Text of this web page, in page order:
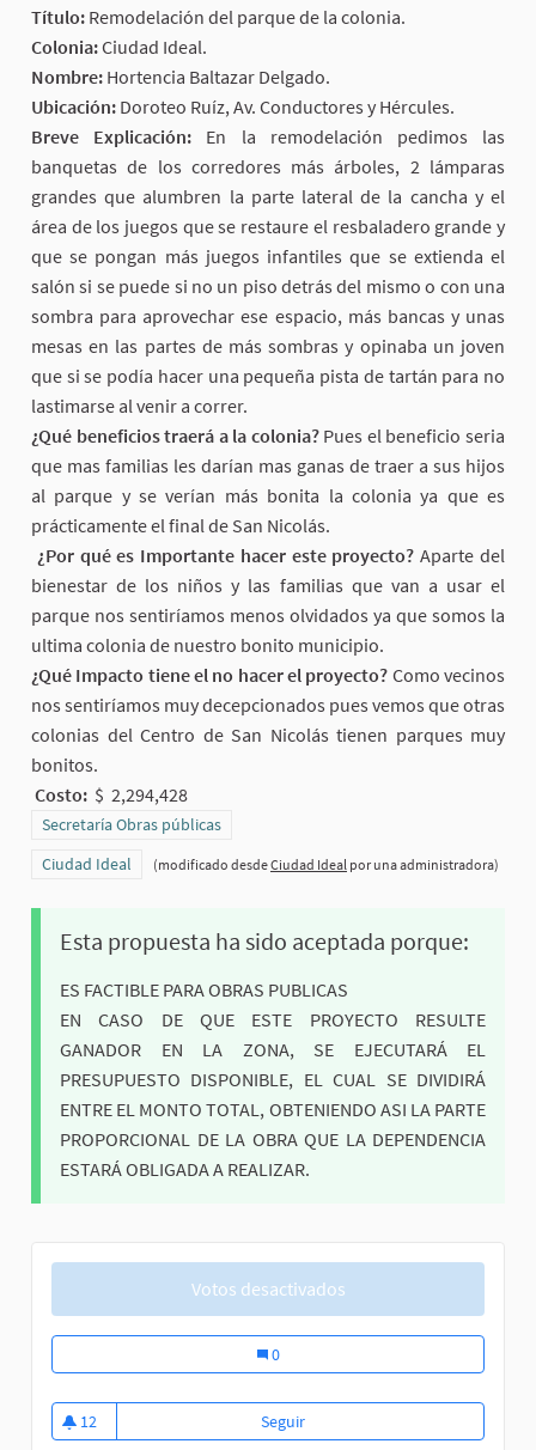
Título: Remodelación del parque de la colonia.
Colonia:Ciudad Ideal.
Nombre: Hortencia Baltazar Delgado.
Ubicación: Doroteo Ruíz, Av. Conductores y Hércules.
Breve Explicación: En la remodelación pedimos las
banquetas de los corredores más árboles, 2 lámparas
grandes que alumbren la parte lateral de la cancha y el
área de los juegos que se restaure el resbaladero grande y
que se pongan más juegos infantiles que se extienda el
salón si se puede si no un piso detrás del mismo o con una
sombra para aprovechar ese espacio, más bancas y unas
mesas en las partes de más sombras y opinaba un joven
que si se podía hacer una pequeña pista de tartán para no
lastimarse al venir a correr.
¿Qué beneficios traerá a la colonia? Pues el beneficio seria
que mas familias les darían mas ganas de traer a sus hijos
al parque y se verían más bonita la colonia ya que es
prácticamente el final de San Nicolás.
¿Por qué es Importante hacer este proyecto? Aparte del
bienestar de los niños y las familias que van a usar el
parque nos sentiríamos menos olvidados ya que somos la
ultima colonia de nuestro bonito municipio.
¿Qué Impacto tiene el no hacer el proyecto? Como vecinos
nos sentiríamos muy decepcionados pues vemos que otras
colonias del Centro de San Nicolás tienen parques muy
bonitos.
Costo: $ 2,294,428
Resultados al filtrar por la categoría: Secretaría Obras públicas
Secretaría Obras públicas
Resultados al filtrar por el ámbito: Ciudad Ideal
Ciudad Ideal (modificado desdeCiudad Ideal por una administradora)
Esta propuesta ha sido aceptada porque:
ES FACTIBLE PARA OBRAS PUBLICAS
EN CASO DE QUE ESTE PROYECTO RESULTE
GANADOR EN LA ZONA, SE EJECUTARÁ EL
PRESUPUESTO DISPONIBLE, EL CUAL SE DIVIDIRÁ
ENTRE EL MONTO TOTAL, OBTENIENDO ASI LA PARTE
PROPORCIONAL DE LA OBRA QUE LA DEPENDENCIA
ESTARÁ OBLIGADA A REALIZAR.
Votos desactivados
Remodelación del parque de la
0
12
12 seguidoras
SeguirRemodelación del parque de la